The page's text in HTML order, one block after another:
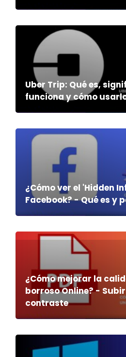
Uber Trip: Qué es,
funciona y cómo
¿Cómo ver el 'Hidden
Facebook? - Qué es y
¿Cómo mejorar la
borroso Online? -
contraste